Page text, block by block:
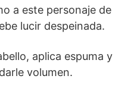
a este personaje de
lucir despeinada.
aplica espuma y
volumen.